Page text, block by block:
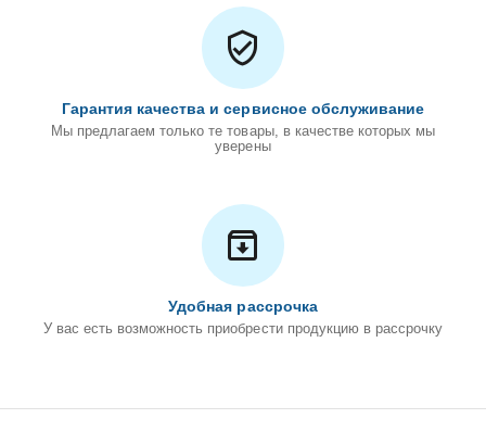
Гарантия качества и сервисное обслуживание
Мы предлагаем только те товары, в качестве которых мы
уверены
Удобная рассрочка
У вас есть возможность приобрести продукцию в рассрочку